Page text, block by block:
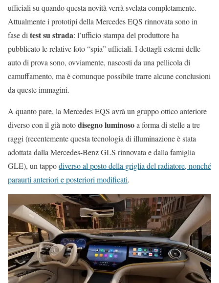
ufficiali su quando questa novità verrà svelata completamente.
Attualmente i prototipi della Mercedes EQS rinnovata sono in
fase ditest su strada: l’ufficio stampa del produttore ha
pubblicato le relative foto “spia” ufficiali. I dettagli esterni delle
auto di prova sono, ovviamente, nascosti da una pellicola di
camuffamento, ma è comunque possibile trarre alcune conclusioni
da queste immagini.
A quanto pare, la Mercedes EQS avrà un gruppo ottico anteriore
diverso con il già notodisegno luminosoa forma di stelle a tre
raggi (recentemente questa tecnologia di illuminazione è stata
adottata dalla Mercedes-Benz GLS rinnovata e dalla famiglia
GLE), un tappodiverso al posto della griglia del radiatore, nonché
paraurti anteriori e posteriori modificati.